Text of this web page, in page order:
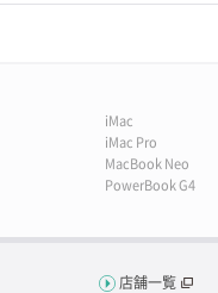
iMac
iMac Pro
MacBook Neo
PowerBook G4
店舗一覧